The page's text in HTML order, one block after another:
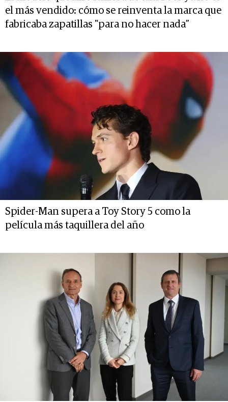
el más vendido: cómo se reinventa la marca que
fabricaba zapatillas "para no hacer nada”
Spider-Man supera a Toy Story 5 como la
película más taquillera del año